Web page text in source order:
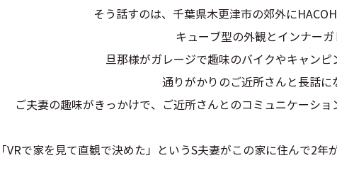
そう話すのは、千葉県木更津市の郊外に
キューブ型の外観とインナーガ
旦那様がガレージで趣味のバイクやキャンピ
通りがかりのご近所さんと長話に
ご夫妻の趣味がきっかけで、ご近所さんとのコミュニケーシ
「VRで家を見て直観で決めた」というS夫妻がこの家に住んで2